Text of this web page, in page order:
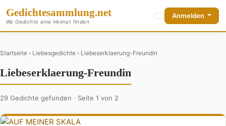
Gedichtesammlung.net
Wo Gedichte eine Heimat finden
Anmelden
Startseite › Liebesgedichte › Liebeserklaerung-Freundin
Liebeserklaerung-Freundin
29 Gedichte gefunden · Seite 1 von 2